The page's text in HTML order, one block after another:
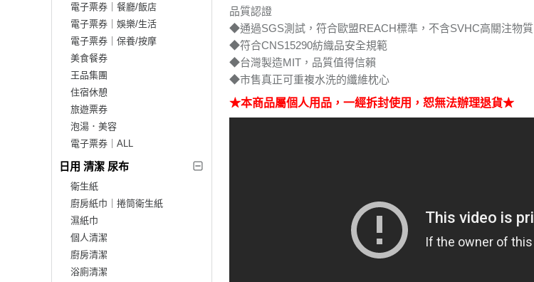
電子票券｜餐廳/飯店
電子票券｜娛樂/生活
電子票券｜保養/按摩
美食餐券
王品集團
住宿休憩
旅遊票券
泡湯．美容
電子票券｜ALL
日用 清潔 尿布
衛生紙
廚房紙巾｜捲筒衛生紙
濕紙巾
個人清潔
廚房清潔
浴廁清潔
品質認證
◆通過SGS測試，符合歐盟REACH標準，不含SVHC高關注物質
◆符合CNS15290紡織品安全規範
◆台灣製造MIT，品質值得信賴
◆市售真正可重複水洗的纖維枕心
★本商品屬個人用品，一經拆封使用，恕無法辦理退貨★